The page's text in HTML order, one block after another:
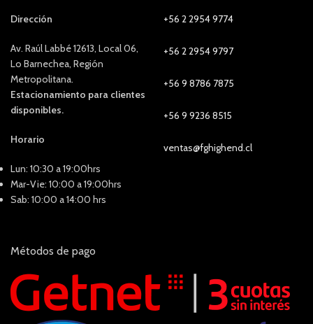
Dirección
Av. Raúl Labbé 12613, Local 06,
Lo Barnechea, Región
Metropolitana.
Estacionamiento para clientes
disponibles.
Horario
Lun: 10:30 a 19:00hrs
Mar-Vie: 10:00 a 19:00hrs
Sab: 10:00 a 14:00 hrs
+56 2 2954 9774
+56 2 2954 9797
+56 9 8786 7875
+56 9 9236 8515
ventas@fghighend.cl
Métodos de pago